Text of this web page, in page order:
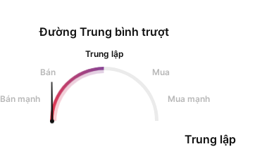
Đường Trung bình trượt
Trung lập
Bán
Mua
Bán mạnh Mua mạnh
Trung lập